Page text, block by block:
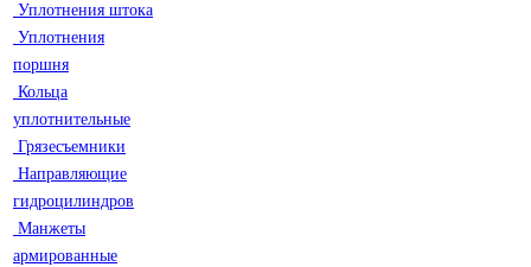
Уплотнения штока
Уплотнения
поршня
Кольца
уплотнительные
Грязесъемники
Направляющие
гидроцилиндров
Манжеты
армированные